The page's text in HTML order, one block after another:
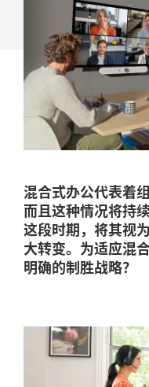
中
制
胜
混合式办公代表着
而且这种情况将持
这段时期，将其视
大转变。为适应混
明确的制胜战略？